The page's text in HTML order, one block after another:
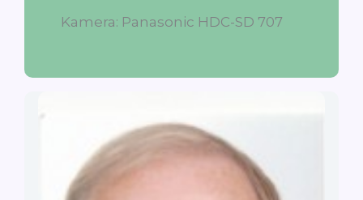
Kamera: Panasonic HDC-SD 707